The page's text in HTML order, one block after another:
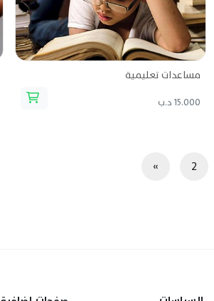
مساعدات تعليمية
15.000 د.ب
2
»